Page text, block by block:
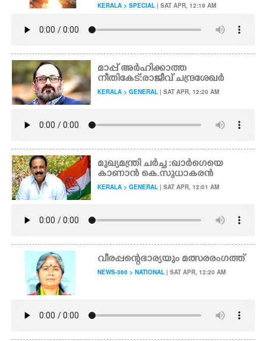
KERALA > SPECIAL | SAT APR, 12:19 AM
മാപ്പ് അർഹിക്കാത്ത
നീതികേട്: രാജീവ് ചന്ദ്രശേഖർ
KERALA > GENERAL | SAT APR, 12:20 AM
മുഖ്യമന്ത്രി ചർച്ച :ഖാർഗെയെ
കാണാൻ കെ.സുധാകരൻ
KERALA > GENERAL | SAT APR, 12:01 AM
വീരപ്പന്റെ ഭാര്യയും മത്സര രംഗത്ത്
NEWS-360 > NATIONAL | SAT APR, 12:20 AM